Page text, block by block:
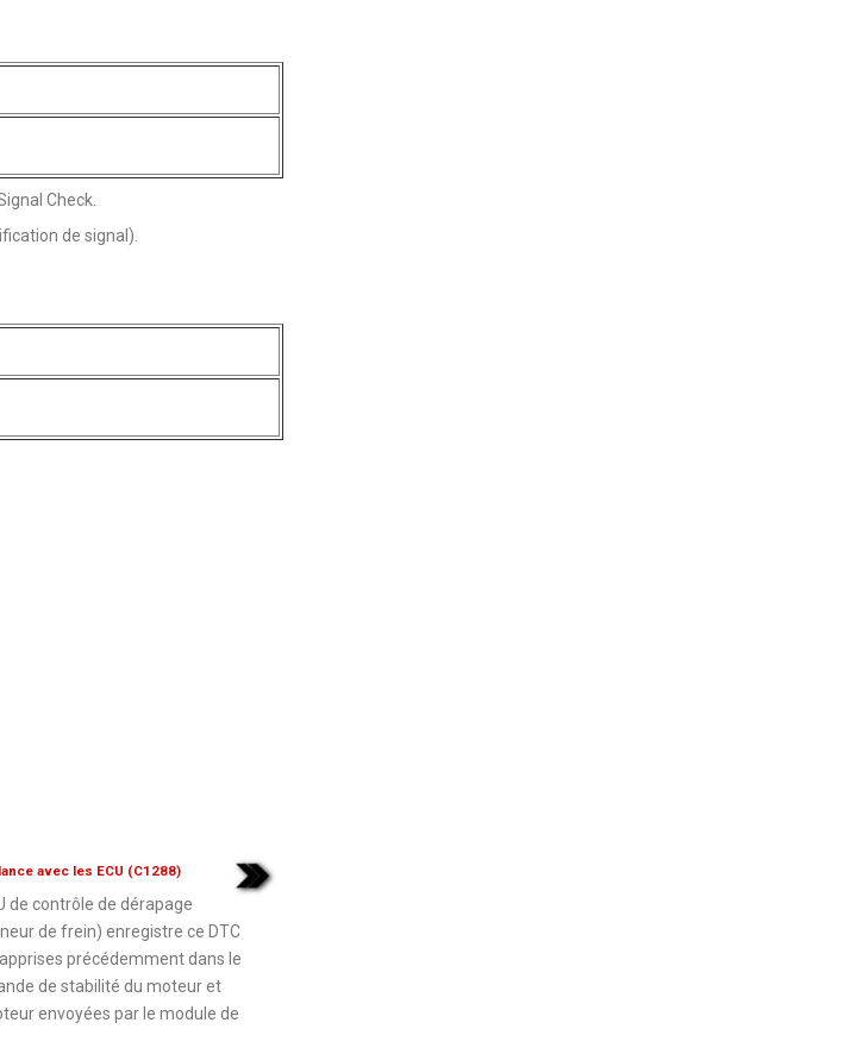
Check.
de signal).
avec les ECU (C1288)
de contrôle de dérapage
de frein) enregistre ce DTC
précédemment dans le
de stabilité du moteur et
envoyées par le module de